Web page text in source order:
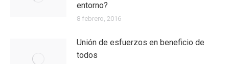
entorno?
8 febrero, 2016
Unión de esfuerzos en beneficio de
todos